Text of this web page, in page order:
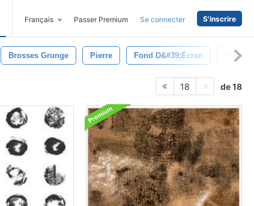
Français Passer Premium Se connecter S'inscrire
Brosses Grunge Pierre Fond D&#39;écran Peindre
18 de 18